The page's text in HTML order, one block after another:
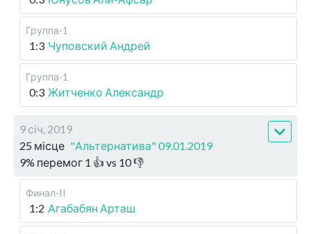
Группа-1
1:3 Чуповский Андрей
Группа-1
0:3 Житченко Александр
9 січ, 2019
25 місце "Альтернатива" 09.01.2019
9% перемог 1 👍 vs 10👎
Финал-II
1:2 Агабабян Арташ